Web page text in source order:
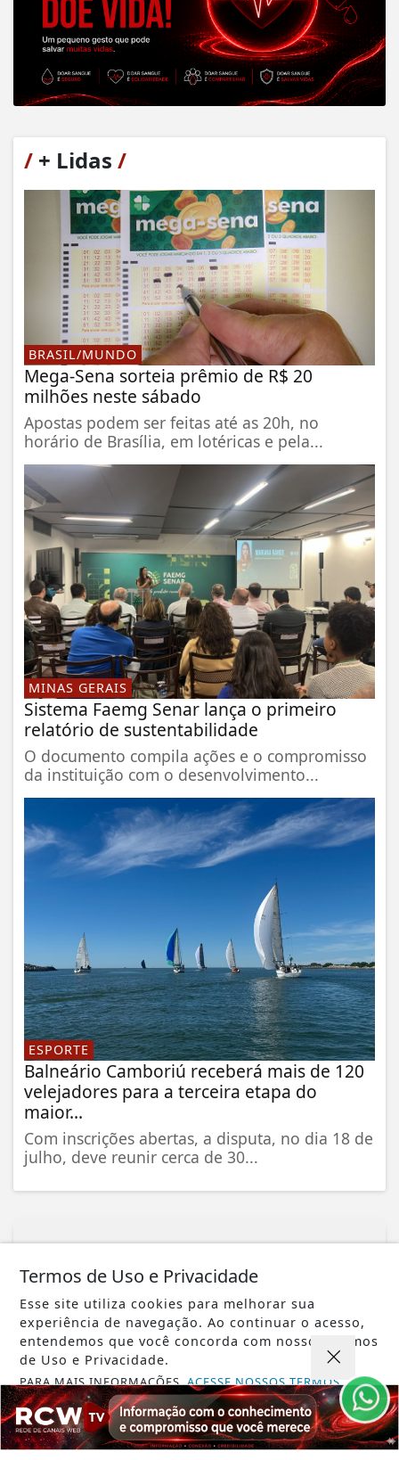
/ + Lidas /
BRASIL/MUNDO
Mega-Sena sorteia prêmio de R$ 20
milhões neste sábado
Apostas podem ser feitas até as 20h, no
horário de Brasília, em lotéricas e pela...
MINAS GERAIS
Sistema Faemg Senar lança o primeiro
relatório de sustentabilidade
O documento compila ações e o compromisso
da instituição com o desenvolvimento...
ESPORTE
Balneário Camboriú receberá mais de 120
velejadores para a terceira etapa do
maior...
Com inscrições abertas, a disputa, no dia 18 de
julho, deve reunir cerca de 30...
Receba as notícias do RCWTV no seu app
favorito de mensagens.
Telegram Whatsapp Facebook
ENTRAR
Termos de Uso e Privacidade
Esse site utiliza cookies para melhorar sua
experiência de navegação. Ao continuar o acesso,
entendemos que você concorda com nossos Termos
de Uso e Privacidade.
PARA MAIS INFORMAÇÕES,ACESSE NOSSOS TERMOS
CLICANDO AQUI
PROSSEGUIR